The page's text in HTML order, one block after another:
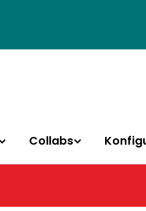
Collabs